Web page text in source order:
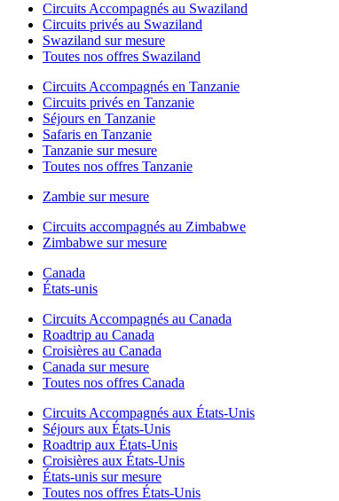
Circuits Accompagnés au Swaziland
Circuits privés au Swaziland
Swaziland sur mesure
Toutes nos offres Swaziland
Circuits Accompagnés en Tanzanie
Circuits privés en Tanzanie
Séjours en Tanzanie
Safaris en Tanzanie
Tanzanie sur mesure
Toutes nos offres Tanzanie
Zambie sur mesure
Circuits accompagnés au Zimbabwe
Zimbabwe sur mesure
Canada
États-unis
Circuits Accompagnés au Canada
Roadtrip au Canada
Croisières au Canada
Canada sur mesure
Toutes nos offres Canada
Circuits Accompagnés aux États-Unis
Séjours aux États-Unis
Roadtrip aux États-Unis
Croisières aux États-Unis
États-unis sur mesure
Toutes nos offres États-Unis